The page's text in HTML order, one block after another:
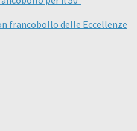
francobollo delle Eccellenze